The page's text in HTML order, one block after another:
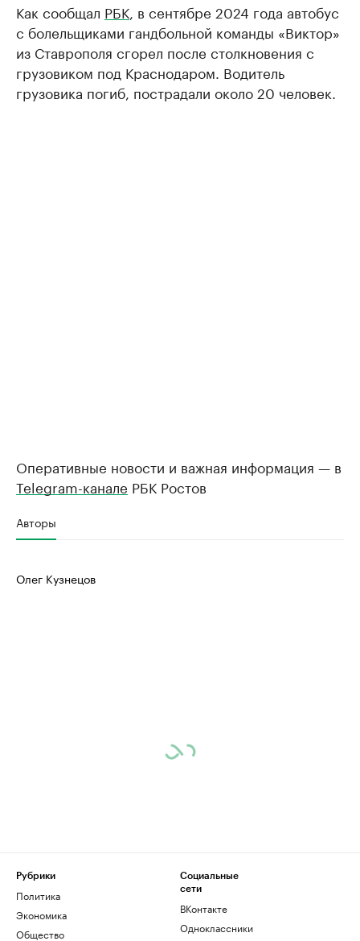
Как сообщал РБК , в сентябре 2024 года автобус
с болельщиками гандбольной команды «Виктор»
из Ставрополя сгорел после столкновения с
грузовиком под Краснодаром. Водитель
грузовика погиб, пострадали около 20 человек.
Оперативные новости и важная информация — в
Telegram-канале РБК Ростов
Авторы
Олег Кузнецов
Рубрики
Политика
Экономика
Общество
Социальные
сети
ВКонтакте
Одноклассники